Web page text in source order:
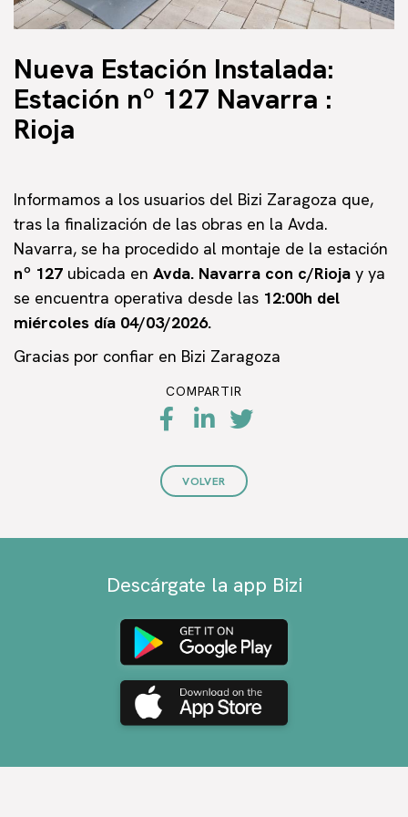
Nueva Estación Instalada:
Estación nº 127 Navarra :
Rioja
Informamos a los usuarios del Bizi Zaragoza que,
tras la finalización de las obras en la Avda.
Navarra, se ha procedido al montaje de la estación
nº 127 ubicada en Avda. Navarra con c/Rioja y ya
se encuentra operativa desde las 12:00h del
miércoles día 04/03/2026.
Gracias por confiar en Bizi Zaragoza
COMPARTIR
VOLVER
Descárgate la app Bizi